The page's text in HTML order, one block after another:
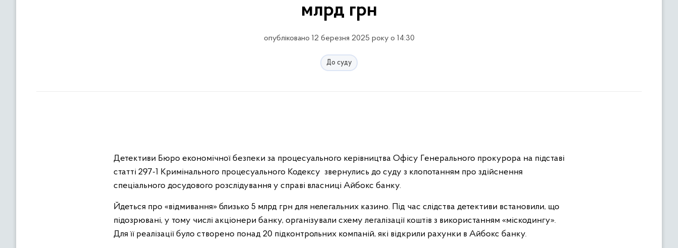
млрд грн
опубліковано 12 березня 2025 року о 14:30
До суду
Детективи Бюро економічної безпеки за процесуального керівництва Офісу Генерального прокурора на підставі
статті 297-1 Кримінального процесуального Кодексу звернулись до суду з клопотанням про здійснення
спеціального досудового розслідування у справі власниці Айбокс банку.
Йдеться про «відмивання» близько 5 млрд грн для нелегальних казино. Під час слідства детективи встановили, що
підозрювані, у тому числі акціонери банку, організували схему легалізації коштів з використанням «міскодингу».
Для її реалізації було створено понад 20 підконтрольних компаній, які відкрили рахунки в Айбокс банку.